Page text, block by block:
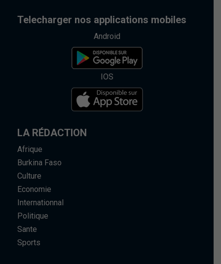
Telecharger nos applications mobiles
Android
IOS
LA RÉDACTION
Afrique
Burkina Faso
Culture
Economie
Internationnal
Politique
Sante
Sports